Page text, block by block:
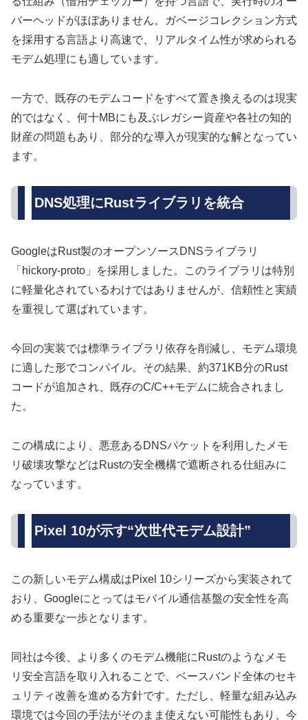
バーヘッドがほぼありません。ガベージコレクション方式
を採用する言語より高速で、リアルタイム性が求められる
モデム処理にも適しています。
一方で、既存のモデムコードをすべて置き換えるのは現実
的ではなく、何十MBにも及ぶレガシー資産や各社の知的
財産の問題もあり、部分的な導入が現実的な解となってい
ます。
DNS処理にRustライブラリを統合
GoogleはRust製のオープンソースDNSライブラリ
「hickory-proto」を採用しました。このライブラリは特別
に軽量化されているわけではありませんが、信頼性と実績
を重視して選ばれています。
今回の実装では標準ライブラリ依存を削減し、モデム環境
に適した形でコンパイル。その結果、約371KB分のRust
コードが追加され、既存のC/C++モデムに統合されまし
た。
この構成により、悪意あるDNSパケットを利用したメモ
リ破壊攻撃などはRustの安全機構で遮断される仕組みに
なっています。
Pixel 10が示す“次世代モデム設計”
この新しいモデム構成はPixel 10シリーズから実装されて
おり、Googleにとってはモバイル通信基盤の安全性を高
める重要な一歩となります。
同社は今後、より多くのモデム機能にRustのようなメモ
リ安全言語を取り入れることで、ベースバンド全体のセキ
ュリティ改善を進める方針です。ただし、軽量な組み込み
環境では今回の手法がそのまま使えない可能性もあり、今